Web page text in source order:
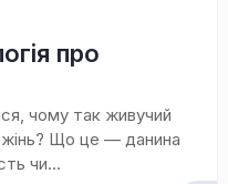
про
чому так живучий
Що це — данина
чи...